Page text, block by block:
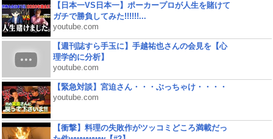
【日本一VS日本一】ポーカープロが人生を賭けて
ガチで勝負してみた!!!!!!...
youtube.com
【週刊誌すら手玉に】手越祐也さんの会見を【心
理学的に分析】
youtube.com
【緊急対談】宮迫さん・・・ぶっちゃけ・・・・
youtube.com
【衝撃】料理の失敗作がツッコミどころ満載だっ